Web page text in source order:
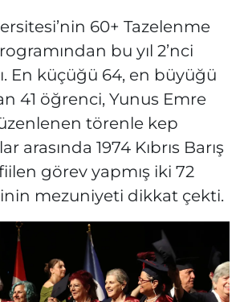
60+ Tazelenme
bu yıl 2’nci
En küçüğü 64, en büyüğü
41 öğrenci, Yunus Emre
törenle kep
arasında 1974 Kıbrıs Barış
görev yapmış iki 72
mezuniyeti dikkat çekti.